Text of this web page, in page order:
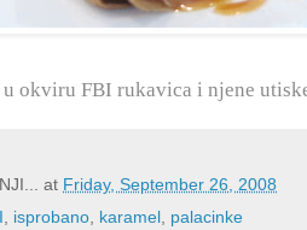
u okviru FBI rukavica i njene
at Friday, September 26, 2008
, isprobano, karamel, palacinke